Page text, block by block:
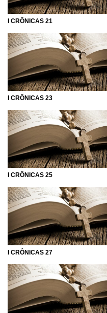
I CRÔNICAS 21
I CRÔNICAS 23
I CRÔNICAS 25
I CRÔNICAS 27